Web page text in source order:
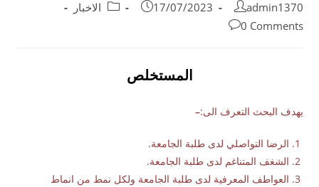
admin1370
17/07/2023
الاخبار
0 Comments
المستخلص
يهدف البحث التعرف الى:–
الرضا التواصلي لدى طلبة الجامعة.
الشغف المتناغم لدى طلبة الجامعة.
العواطف المعرفية لدى طلبة الجامعة ولكل نمط من انماط